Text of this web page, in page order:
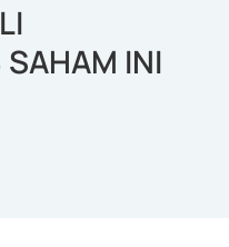
SAHAM INI